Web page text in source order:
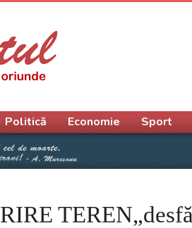
Politică Economie Sport